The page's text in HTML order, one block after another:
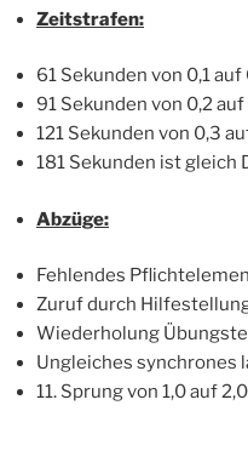
Zeitstrafen:
61 Sekunden von 0,1 auf
91 Sekunden von 0,2 auf
121 Sekunden von 0,3
181 Sekunden ist gleich
Abzüge:
Fehlendes
Zuruf durch
Wiederholung
Ungleiches synchrones
11. Sprung von 1,0 auf 2,0